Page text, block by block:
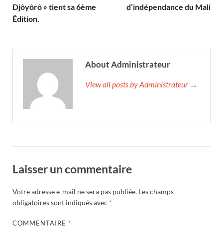
Djôyôrô » tient sa 6ème
Édition.
d’indépendance du Mali
About Administrateur
View all posts by Administrateur →
Laisser un commentaire
Votre adresse e-mail ne sera pas publiée. Les champs
obligatoires sont indiqués avec *
COMMENTAIRE *